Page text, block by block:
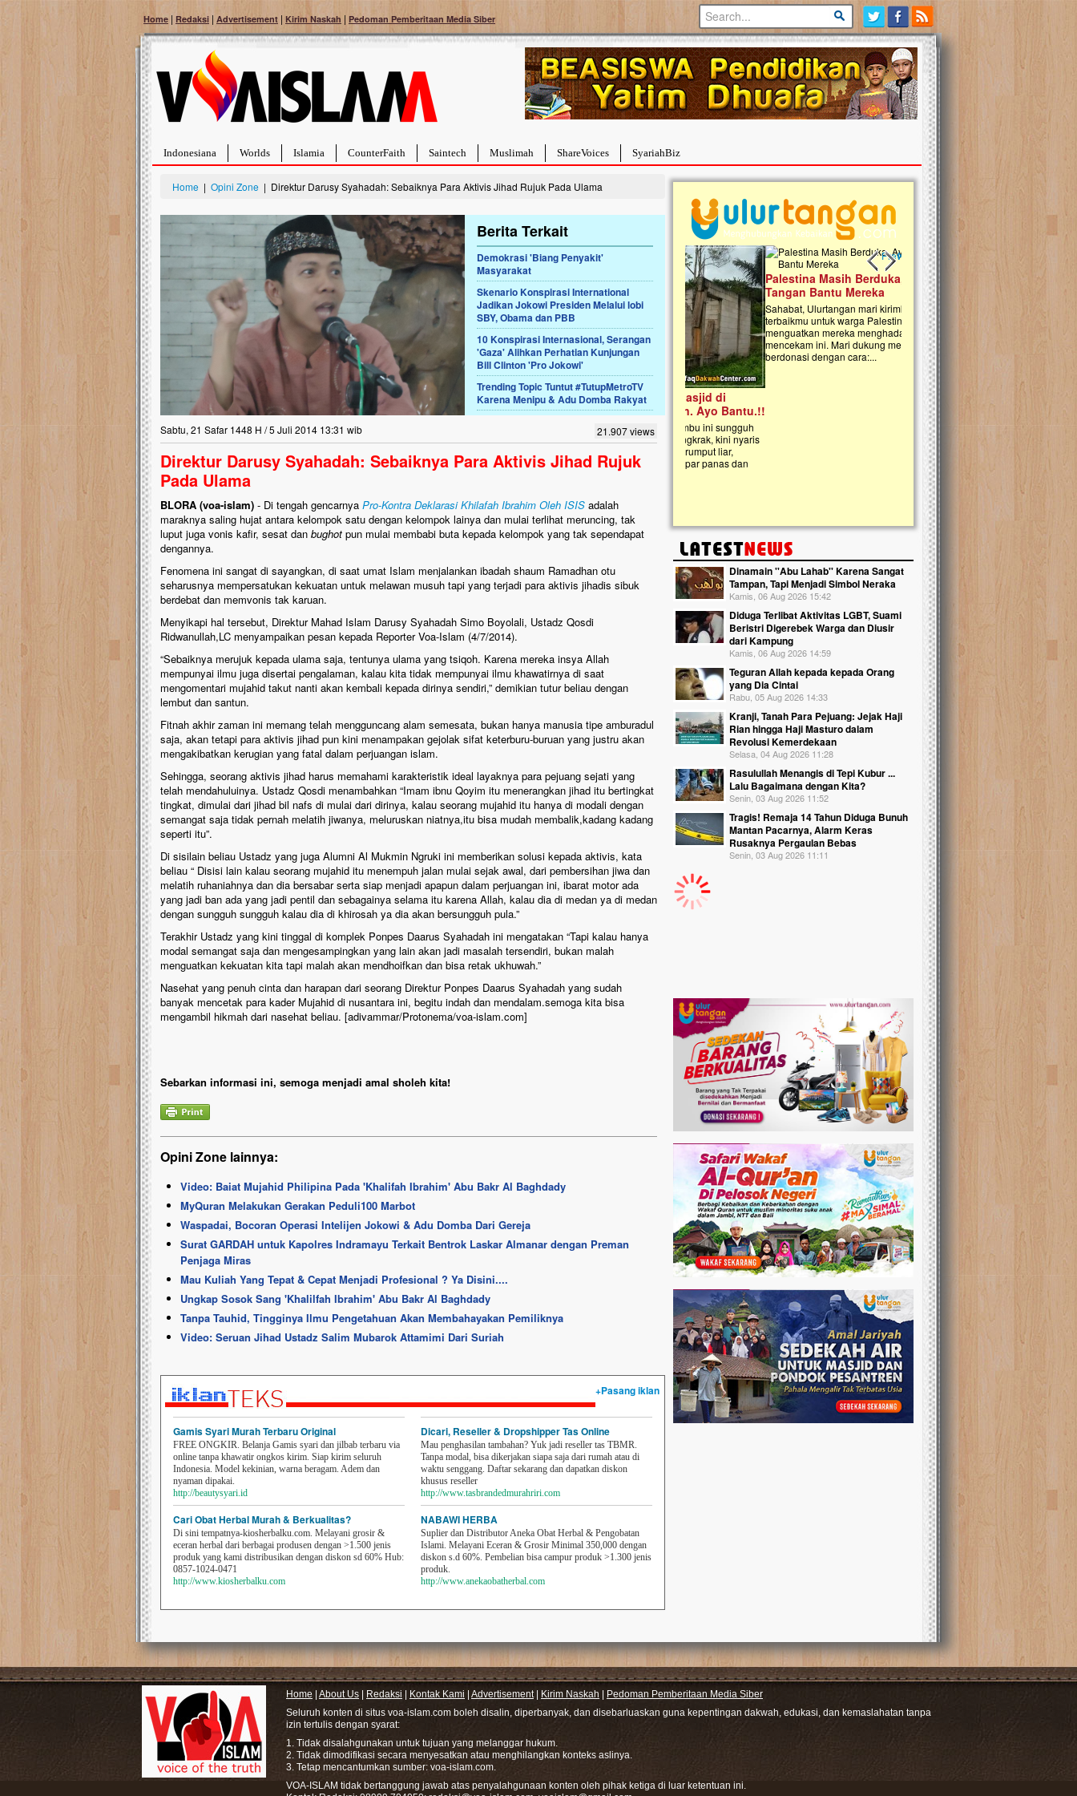
Home | Redaksi | Advertisement | Kirim Naskah | Pedoman Pemberitaan Media Siber
Indonesiana Worlds Islamia CounterFaith Saintech Muslimah ShareVoices SyariahBiz
Home | Opini Zone | Direktur Darusy Syahadah: Sebaiknya Para Aktivis Jihad Rujuk Pada Ulama
Berita Terkait
Demokrasi 'Biang Penyakit'
Masyarakat
Skenario Konspirasi International
Jadikan Jokowi Presiden Melalui lobi
SBY, Obama dan PBB
10 Konspirasi Internasional, Serangan
'Gaza' Alihkan Perhatian Kunjungan
Bill Clinton 'Pro Jokowi'
Trending Topic Tuntut #TutupMetroTV
Karena Menipu & Adu Domba Rakyat
Sabtu, 21 Safar 1448 H / 5 Juli 2014 13:31 wib 21.907 views
Direktur Darusy Syahadah: Sebaiknya Para Aktivis Jihad Rujuk
Pada Ulama
BLORA (voa-islam) - Di tengah gencarnya Pro-Kontra Deklarasi Khilafah Ibrahim Oleh ISIS adalah
maraknya saling hujat antara kelompok satu dengan kelompok lainya dan mulai terlihat meruncing, tak
luput juga vonis kafir, sesat dan bughot pun mulai membabi buta kepada kelompok yang tak sependapat
dengannya.
Fenomena ini sangat di sayangkan, di saat umat Islam menjalankan ibadah shaum Ramadhan otu
seharusnya mempersatukan kekuatan untuk melawan musuh tapi yang terjadi para aktivis jihadis sibuk
berdebat dan memvonis tak karuan.
Menyikapi hal tersebut, Direktur Mahad Islam Darusy Syahadah Simo Boyolali, Ustadz Qosdi
Ridwanullah,LC menyampaikan pesan kepada Reporter Voa-Islam (4/7/2014).
“Sebaiknya merujuk kepada ulama saja, tentunya ulama yang tsiqoh. Karena mereka insya Allah
mempunyai ilmu juga disertai pengalaman, kalau kita tidak mempunyai ilmu khawatirnya di saat
mengomentari mujahid takut nanti akan kembali kepada dirinya sendiri,” demikian tutur beliau dengan
lembut dan santun.
Fitnah akhir zaman ini memang telah mengguncang alam semesata, bukan hanya manusia tipe amburadul
saja, akan tetapi para aktivis jihad pun kini menampakan gejolak sifat keterburu-buruan yang justru akan
mengakibatkan kerugian yang fatal dalam perjuangan islam.
Sehingga, seorang aktivis jihad harus memahami karakteristik ideal layaknya para pejuang sejati yang
telah mendahuluinya. Ustadz Qosdi menambahkan “Imam ibnu Qoyim itu menerangkan jihad itu bertingkat
tingkat, dimulai dari jihad bil nafs di mulai dari dirinya, kalau seorang mujahid itu hanya di modali dengan
semangat saja tidak pernah melatih jiwanya, meluruskan niatnya,itu bisa mudah membalik,kadang kadang
seperti itu”.
Di sisilain beliau Ustadz yang juga Alumni Al Mukmin Ngruki ini memberikan solusi kepada aktivis, kata
beliau “ Disisi lain kalau seorang mujahid itu menempuh jalan mulai sejak awal, dari pembersihan jiwa dan
melatih ruhaniahnya dan dia bersabar serta siap menjadi apapun dalam perjuangan ini, ibarat motor ada
yang jadi ban ada yang jadi pentil dan sebagainya selama itu karena Allah, kalau dia di medan ya di medan
dengan sungguh sungguh kalau dia di khirosah ya dia akan bersungguh pula.”
Terakhir Ustadz yang kini tinggal di komplek Ponpes Daarus Syahadah ini mengatakan “Tapi kalau hanya
modal semangat saja dan mengesampingkan yang lain akan jadi masalah tersendiri, bukan malah
menguatkan kekuatan kita tapi malah akan mendhoifkan dan bisa retak ukhuwah.”
Nasehat yang penuh cinta dan harapan dari seorang Direktur Ponpes Daarus Syahadah yang sudah
banyak mencetak para kader Mujahid di nusantara ini, begitu indah dan mendalam.semoga kita bisa
mengambil hikmah dari nasehat beliau. [adivammar/Protonema/voa-islam.com]
Sebarkan informasi ini, semoga menjadi amal sholeh kita!
Opini Zone lainnya:
Video: Baiat Mujahid Philipina Pada 'Khalifah Ibrahim' Abu Bakr Al Baghdady
MyQuran Melakukan Gerakan Peduli100 Marbot
Waspadai, Bocoran Operasi Intelijen Jokowi & Adu Domba Dari Gereja
Surat GARDAH untuk Kapolres Indramayu Terkait Bentrok Laskar Almanar dengan Preman
Penjaga Miras
Mau Kuliah Yang Tepat & Cepat Menjadi Profesional ? Ya Disini....
Ungkap Sosok Sang 'Khalilfah Ibrahim' Abu Bakr Al Baghdady
Tanpa Tauhid, Tingginya Ilmu Pengetahuan Akan Membahayakan Pemiliknya
Video: Seruan Jihad Ustadz Salim Mubarok Attamimi Dari Suriah
+Pasang iklan
Gamis Syari Murah Terbaru Original
FREE ONGKIR. Belanja Gamis syari dan jilbab terbaru via
online tanpa khawatir ongkos kirim. Siap kirim seluruh
Indonesia. Model kekinian, warna beragam. Adem dan
nyaman dipakai.
http://beautysyari.id
Cari Obat Herbal Murah & Berkualitas?
Di sini tempatnya-kiosherbalku.com. Melayani grosir &
eceran herbal dari berbagai produsen dengan >1.500 jenis
produk yang kami distribusikan dengan diskon sd 60% Hub:
0857-1024-0471
http://www.kiosherbalku.com
Dicari, Reseller & Dropshipper Tas Online
Mau penghasilan tambahan? Yuk jadi reseller tas TBMR.
Tanpa modal, bisa dikerjakan siapa saja dari rumah atau di
waktu senggang. Daftar sekarang dan dapatkan diskon
khusus reseller
http://www.tasbrandedmurahriri.com
NABAWI HERBA
Suplier dan Distributor Aneka Obat Herbal & Pengobatan
Islami. Melayani Eceran & Grosir Minimal 350,000 dengan
diskon s.d 60%. Pembelian bisa campur produk >1.300 jenis
produk.
http://www.anekaobatherbal.com
Previous slide
Next slide
Bantu Naura, Balita Hebat Sembuh Dari
Tumor Pembuluh Darah
Hidup Naura Salsabila dipenuhi dengan
rintangan yang sangat berat. Meskipun baru
berusia sepuluh bulan, bayi yang imut ini harus
menghadapi penyakit yang dahsyat, yaitu tumor
pembuluh darah berukuran...
Lima Tahun Mangkrak, Masjid di
Pelosok ini Mengenaskan. Ayo Bantu.!!
Nasib masjid di Kampung Cilumbu ini sungguh
mengenaskan. Lima tahun mangkrak, kini nyaris
berlumut, dan menghitam terpapar panas dan
Palestina Masih Berduka, Ayo Ulurkan
Tangan Bantu Mereka
Sahabat, Ulurtangan mari kirimkan dukungan
terbaikmu untuk warga Palestina di Gaza demi
menguatkan mereka menghadapi situasi
mencekam ini. Mari dukung mereka dengan
berdonasi dengan cara:...
Open Donasi Wakaf
Rumah Qur'an & TK Islam
Najjah di Jonggol
Saat ini, Ulurtangan bersama Yayasan
Najjahtul Islam Jonggol sedang merintis
pembangunan Rumah Qur’an dan
kanak Islam Terpadu (TKIT) An Najjah
Gedung Majelis Taklim di Jonggol,...
Dinamain ''Abu Lahab'' Karena Sangat
Tampan, Tapi Menjadi Simbol Neraka
Kamis, 06 Aug 2026 15:42
Diduga Terlibat Aktivitas LGBT, Suami
Beristri Digerebek Warga dan Diusir
dari Kampung
Kamis, 06 Aug 2026 14:59
Teguran Allah kepada kepada Orang
yang Dia Cintai
Rabu, 05 Aug 2026 14:33
Kranji, Tanah Para Pejuang: Jejak Haji
Rian hingga Haji Masturo dalam
Revolusi Kemerdekaan
Selasa, 04 Aug 2026 11:28
Rasulullah Menangis di Tepi Kubur ...
Lalu Bagaimana dengan Kita?
Senin, 03 Aug 2026 11:52
Tragis! Remaja 14 Tahun Diduga Bunuh
Mantan Pacarnya, Alarm Keras
Rusaknya Pergaulan Bebas
Senin, 03 Aug 2026 11:11
Home About Us Redaksi Kontak Kami Advertisement| Kirim Naskah
Pedoman Pemberitaan Media Siber
Seluruh konten di situs voa-islam.com boleh disalin, diperbanyak, dan disebarluaskan guna kepentingan dakwah, edukasi, dan kemaslahatan tanpa
izin tertulis dengan syarat:
1. Tidak disalahgunakan untuk tujuan yang melanggar hukum.
2. Tidak dimodifikasi secara menyesatkan atau menghilangkan konteks aslinya.
3. Tetap mencantumkan sumber: voa-islam.com.
VOA-ISLAM tidak bertanggung jawab atas penyalahgunaan konten oleh pihak ketiga di luar ketentuan ini.